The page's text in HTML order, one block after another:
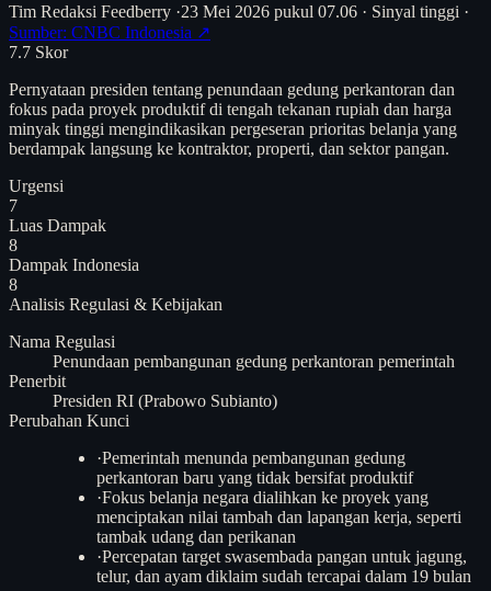
Tim Redaksi Feedberry ·23 Mei 2026 pukul 07.06 · Sinyal tinggi ·
Sumber: CNBC Indonesia ↗
7.7 Skor
Pernyataan presiden tentang penundaan gedung perkantoran dan
fokus pada proyek produktif di tengah tekanan rupiah dan harga
minyak tinggi mengindikasikan pergeseran prioritas belanja yang
berdampak langsung ke kontraktor, properti, dan sektor pangan.
Urgensi
7
Luas Dampak
8
Dampak Indonesia
8
Analisis Regulasi & Kebijakan
Nama Regulasi
Penundaan pembangunan gedung perkantoran pemerintah
Penerbit
Presiden RI (Prabowo Subianto)
Perubahan Kunci
·Pemerintah menunda pembangunan gedung
perkantoran baru yang tidak bersifat produktif
·Fokus belanja negara dialihkan ke proyek yang
menciptakan nilai tambah dan lapangan kerja, seperti
tambak udang dan perikanan
·Percepatan target swasembada pangan untuk jagung,
telur, dan ayam diklaim sudah tercapai dalam 19 bulan